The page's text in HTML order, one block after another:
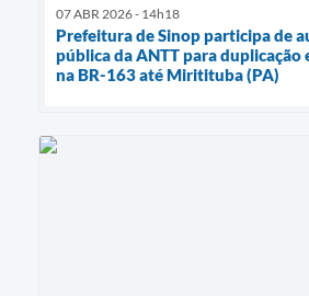
07 ABR 2026 - 14h18
Prefeitura de Sinop participa de
pública da ANTT para
na BR-163 até Miritituba (PA)